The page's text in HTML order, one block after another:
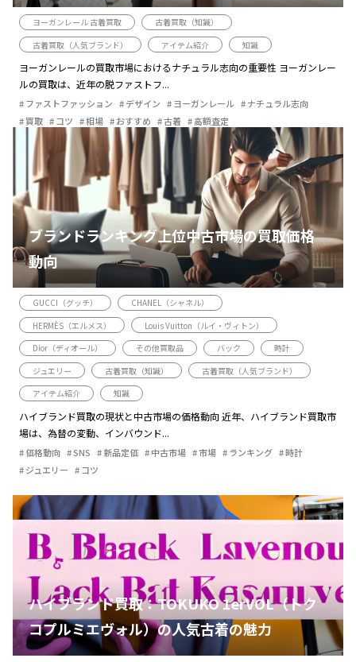
ヨーガンレール 古着買取
古着買取（知識）
古着買取（人気ブランド）
アイテム紹介 知識
ヨーガンレールの買取市場におけるナチュラル志向の重要性 ヨーガンレー
ルの買取は、近年の脱ファストフ...
ファストファッション デザイン ヨーガンレール
ナチュラル志向
買取
コツ 相場 おすすめ 古着 高額査定
ブランドランキング上位中古市場の買取価格
動向
GUCCI（グッチ）
CHANEL（シャネル）
HERMÈS（エルメス）
Louis Vuitton（ルイ・ヴィトン）
Dior（ディオール）
その他買取品 バック
時計
ジュエリー
古着買取（知識）
古着買取（人気ブランド）
アイテム紹介
知識
ハイブランド買取の現状と中古市場の価格動向 近年、ハイブランド買取市
場は、為替の変動、インバウンド...
価格動向 SNS 新品定価 中古市場 市場 ランキング
時計
ジュエリー
コツ
ハイブランド買取：TOKUKO 1erVOL（トク
コプルミエヴォル）の人気古着の魅力